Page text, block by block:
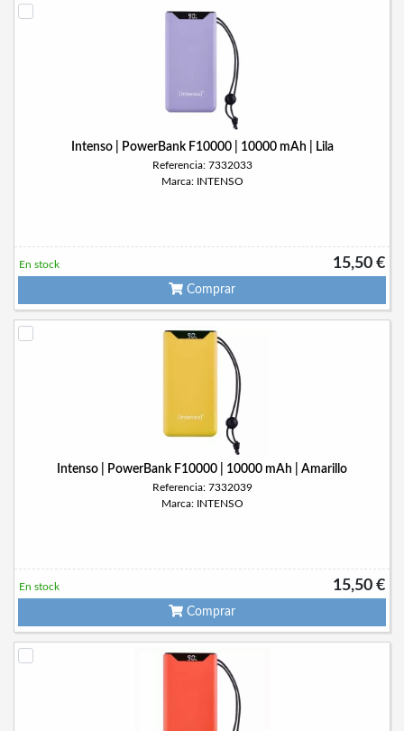
Intenso | PowerBank F10000 | 10000 mAh | Lila
Referencia: 7332033
Marca: INTENSO
15,50 €
En stock
Comprar
Intenso | PowerBank F10000 | 10000 mAh | Amarillo
Referencia: 7332039
Marca: INTENSO
15,50 €
En stock
Comprar